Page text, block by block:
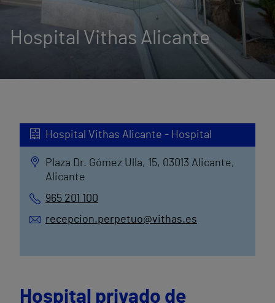
Hospital Vithas Alicante
Hospital Vithas Alicante - Hospital
Plaza Dr. Gómez Ulla, 15, 03013 Alicante,
Alicante
965 201 100
recepcion.perpetuo@vithas.es
Hospital privado de